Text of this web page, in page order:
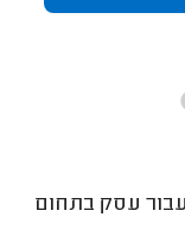
עסק בתחום